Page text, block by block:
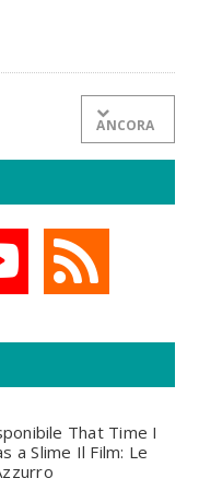
ANCORA
That Time I
a Slime Il Film: Le